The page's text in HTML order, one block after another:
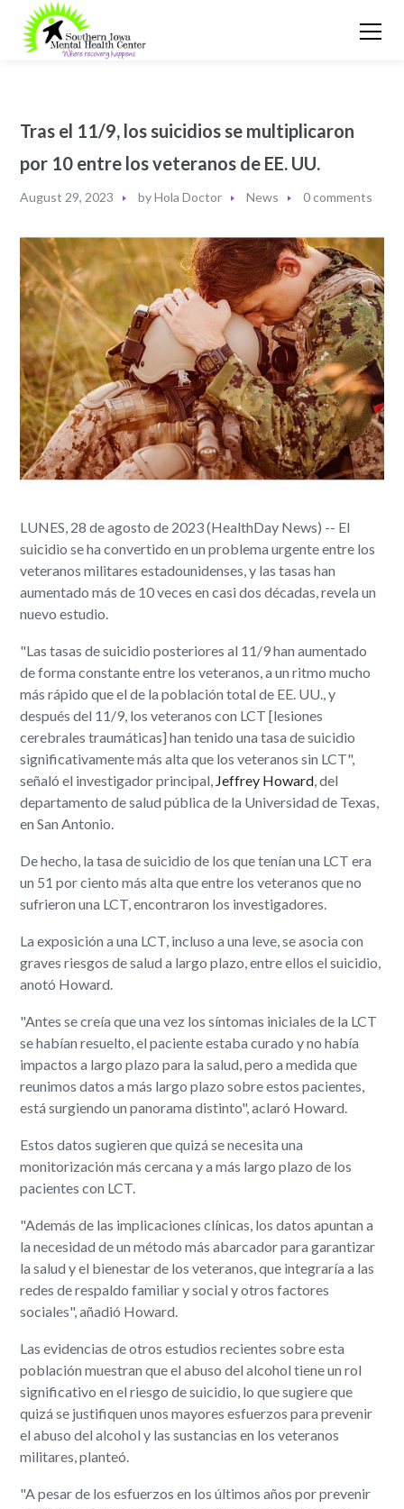
Tras el 11/9, los suicidios se multiplicaron
por 10 entre los veteranos de EE. UU.
August 29, 2023 byHola Doctor News 0 comments
LUNES, 28 de agosto de 2023 (HealthDay News) -- El
suicidio se ha convertido en un problema urgente entre los
veteranos militares estadounidenses, y las tasas han
aumentado más de 10 veces en casi dos décadas, revela un
nuevo estudio.
"Las tasas de suicidio posteriores al 11/9 han aumentado
de forma constante entre los veteranos, a un ritmo mucho
más rápido que el de la población total de EE. UU., y
después del 11/9, los veteranos con LCT [lesiones
cerebrales traumáticas] han tenido una tasa de suicidio
significativamente más alta que los veteranos sin LCT",
señaló el investigador principal, Jeffrey Howard, del
departamento de salud pública de la Universidad de Texas,
en San Antonio.
De hecho, la tasa de suicidio de los que tenían una LCT era
un 51 por ciento más alta que entre los veteranos que no
sufrieron una LCT, encontraron los investigadores.
La exposición a una LCT, incluso a una leve, se asocia con
graves riesgos de salud a largo plazo, entre ellos el suicidio,
anotó Howard.
"Antes se creía que una vez los síntomas iniciales de la LCT
se habían resuelto, el paciente estaba curado y no había
impactos a largo plazo para la salud, pero a medida que
reunimos datos a más largo plazo sobre estos pacientes,
está surgiendo un panorama distinto", aclaró Howard.
Estos datos sugieren que quizá se necesita una
monitorización más cercana y a más largo plazo de los
pacientes con LCT.
"Además de las implicaciones clínicas, los datos apuntan a
la necesidad de un método más abarcador para garantizar
la salud y el bienestar de los veteranos, que integraría a las
redes de respaldo familiar y social y otros factores
sociales", añadió Howard.
Las evidencias de otros estudios recientes sobre esta
población muestran que el abuso del alcohol tiene un rol
significativo en el riesgo de suicidio, lo que sugiere que
quizá se justifiquen unos mayores esfuerzos para prevenir
el abuso del alcohol y las sustancias en los veteranos
militares, planteó.
"A pesar de los esfuerzos en los últimos años por prevenir